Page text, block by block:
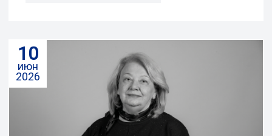
10
июн
2026